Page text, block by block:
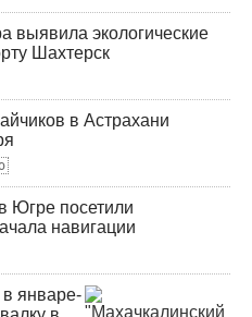
выявила экологические
Шахтерск
в Астрахани
Югре посетили
навигации
январе-